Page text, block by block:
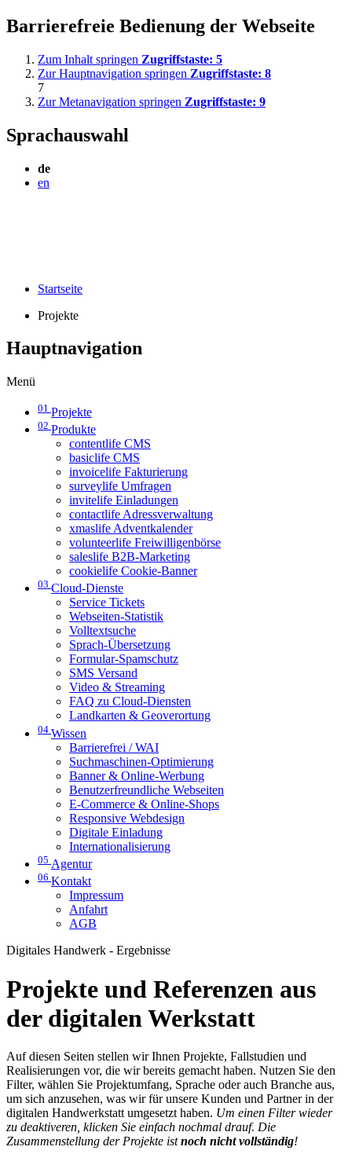
Barrierefreie Bedienung der Webseite
Zum Inhalt springen Zugriffstaste: 5
Zur Hauptnavigation springen Zugriffstaste: 8
7
Zur Metanavigation springen Zugriffstaste: 9
Sprachauswahl
de
en
Startseite
Projekte
Hauptnavigation
Menü
01 Projekte
02 Produkte
contentlife CMS
basiclife CMS
invoicelife Fakturierung
surveylife Umfragen
invitelife Einladungen
contactlife Adressverwaltung
xmaslife Adventkalender
volunteerlife Freiwilligenbörse
saleslife B2B-Marketing
cookielife Cookie-Banner
03 Cloud-Dienste
Service Tickets
Webseiten-Statistik
Volltextsuche
Sprach-Übersetzung
Formular-Spamschutz
SMS Versand
Video & Streaming
FAQ zu Cloud-Diensten
Landkarten & Geoverortung
04 Wissen
Barrierefrei / WAI
Suchmaschinen-Optimierung
Banner & Online-Werbung
Benutzerfreundliche Webseiten
E-Commerce & Online-Shops
Responsive Webdesign
Digitale Einladung
Internationalisierung
05 Agentur
06 Kontakt
Impressum
Anfahrt
AGB
Digitales Handwerk - Ergebnisse
Projekte und Referenzen aus
der digitalen Werkstatt
Auf diesen Seiten stellen wir Ihnen Projekte, Fallstudien und
Realisierungen vor, die wir bereits gemacht haben. Nutzen Sie den
Filter, wählen Sie Projektumfang, Sprache oder auch Branche aus,
um sich anzusehen, was wir für unsere Kunden und Partner in der
digitalen Handwerkstatt umgesetzt haben. Um einen Filter wieder
zu deaktiveren, klicken Sie einfach nochmal drauf. Die
Zusammenstellung der Projekte istnoch nicht vollständig!